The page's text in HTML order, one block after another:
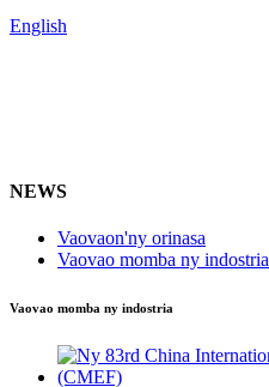
English
NEWS
Vaovaon'ny orinasa
Vaovao momba ny indostria
Vaovao momba ny indostria